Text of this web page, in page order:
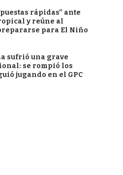
rápidas” ante
y reúne al
para El Niño
sufrió una grave
se rompió los
jugando en el GPC